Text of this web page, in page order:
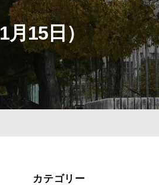
月15日）
カテゴリー